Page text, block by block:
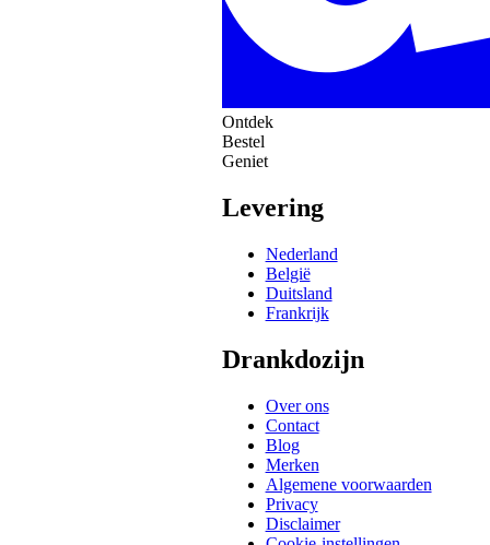
Ontdek
Bestel
Geniet
Levering
Nederland
België
Duitsland
Frankrijk
Drankdozijn
Over ons
Contact
Blog
Merken
Algemene voorwaarden
Privacy
Disclaimer